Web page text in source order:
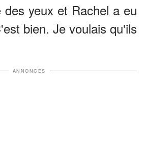
des yeux et Rachel a eu
bien. Je voulais qu'ils
ANNONCES